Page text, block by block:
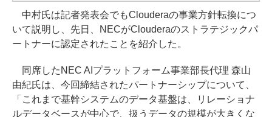
中村氏は記者発表会でもClouderaの事業方針転換につ
いて説明し、先日、NECがClouderaのストラテジックパ
ートナーに認定されたことを紹介した。
同席したNEC AIプラットフォーム事業部長代理 森山
由紀氏は、今回締結されたパートナーシップについて、
「これまで基幹システムのデータ基盤は、リレーショナ
ルデータベースが中心で、扱うデータの規模が大きくな